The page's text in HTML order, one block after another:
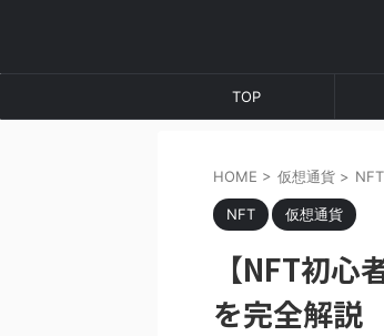
TOP
HOME > 仮想通貨 > NFT
NFT 仮想通貨
【NFT初
を完全解説